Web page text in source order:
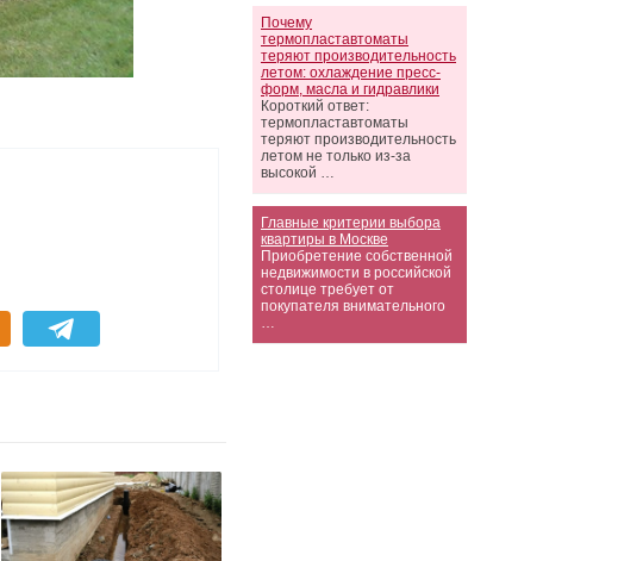
Почему
термопластавтоматы
теряют производительность
летом: охлаждение пресс-
форм, масла и гидравлики
Короткий ответ:
термопластавтоматы
теряют производительность
летом не только из-за
высокой …
Главные критерии выбора
квартиры в Москве
Приобретение собственной
недвижимости в российской
столице требует от
покупателя внимательного
…